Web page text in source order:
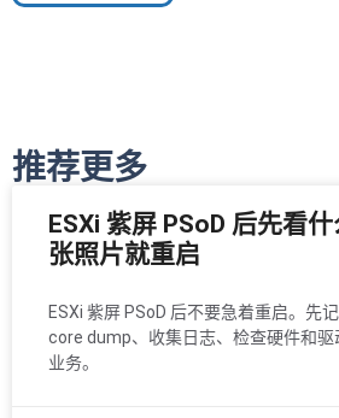
推荐更多
ESXi 紫屏 PSoD 后先看
张照片就重启
ESXi 紫屏 PSoD 后不要急着重启。先
core dump、收集日志、检查硬件和驱
业务。